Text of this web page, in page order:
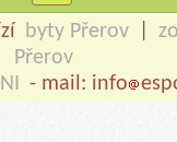
byty Přerov
Přerov
- mail: info